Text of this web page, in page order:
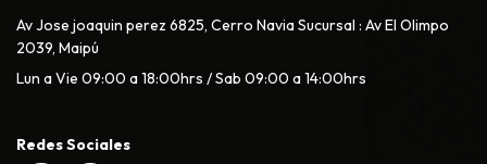
Av Jose joaquin perez 6825, Cerro Navia Sucursal : Av El Olimpo
2039, Maipú
Lun a Vie 09:00 a 18:00hrs / Sab 09:00 a 14:00hrs
Redes Sociales